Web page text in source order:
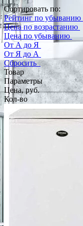
Сортировать по:
Рейтинг по убыванию
Цена по возрастанию
Цена по убыванию
От А до Я
От Я до А
Сбросить
Товар
Параметры
Цена, руб.
Кол-во